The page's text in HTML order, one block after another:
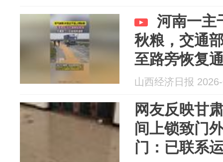
河南一主
秋粮，交通
至路旁恢复
山西经济日报
网友反映甘
间上锁致门
门：已联系